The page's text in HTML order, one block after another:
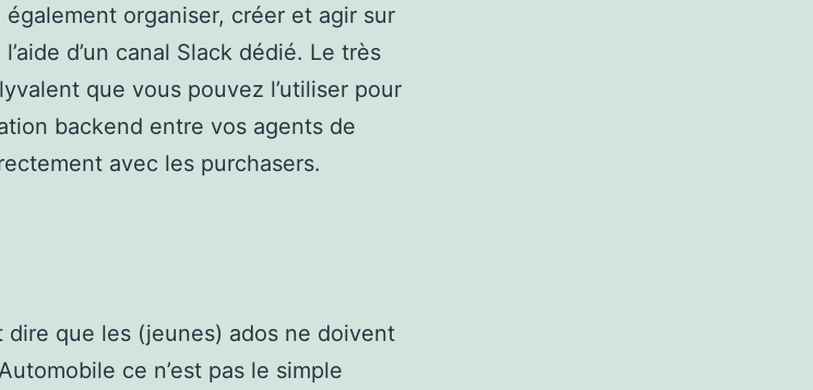
organiser, créer et agir sur
d’un canal Slack dédié. Le très
que vous pouvez l’utiliser pour
backend entre vos agents de
avec les purchasers.
que les (jeunes) ados ne doivent
ce n’est pas le simple